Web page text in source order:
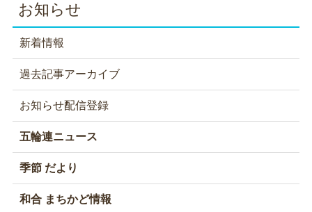
お知らせ
新着情報
過去記事アーカイブ
お知らせ配信登録
五輪連ニュース
季節 だより
和合 まちかど情報